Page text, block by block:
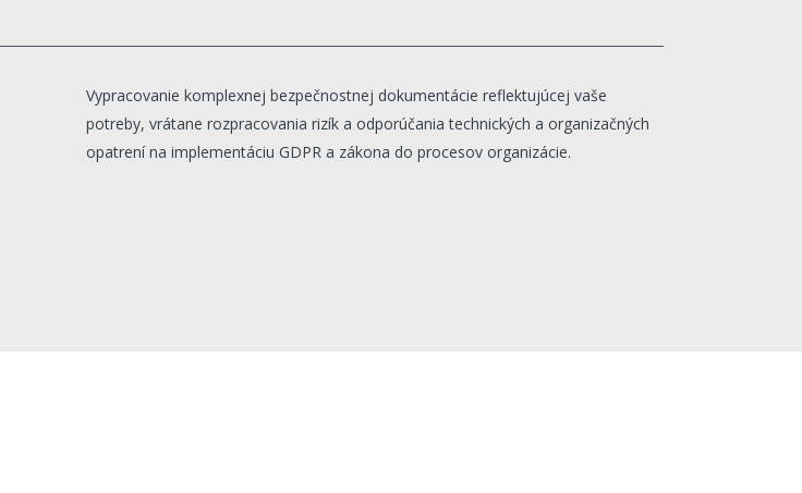
Vypracovanie komplexnej bezpečnostnej dokumentácie reflektujúcej vaše
potreby, vrátane rozpracovania rizík a odporúčania technických a organizačných
opatrení na implementáciu GDPR a zákona do procesov organizácie.